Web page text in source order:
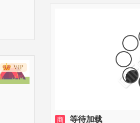
商 等待加载
VIP